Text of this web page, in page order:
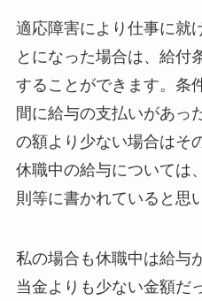
適応障害により仕事に就
とになった場合は、給付
することができます。条
間に給与の支払いがあっ
の額より少ない場合はそ
休職中の給与については
則等に書かれていると思
私の場合も休職中は給与
当金よりも少ない金額だ